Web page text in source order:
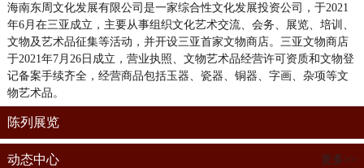
海南东周文化发展有限公司是一家综合性文化发展投资公司，于2021
年6月在三亚成立，主要从事组织文化艺术交流、会务、展览、培训、
文物及艺术品征集等活动，并开设三亚首家文物商店。三亚文物商店
于2021年7月26日成立，营业执照、文物艺术品经营许可资质和文物登
记备案手续齐全，经营商品包括玉器、瓷器、铜器、字画、杂项等文
物艺术品。
陈列展览
动态中心 更多>>